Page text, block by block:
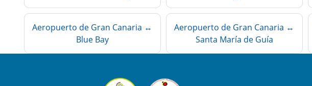
Aeropuerto de Gran Canaria ↔
Blue Bay
Aeropuerto de Gran Canaria ↔
Santa María de Guía